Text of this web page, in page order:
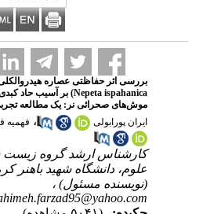
موش‌های صحرائی نر: یک مطالعه
ایران پورابولی
، فهمیه
کارشناس ارشد گروه زیست
علوم، دانشگاه شهید باهنر
(نویسنده مسئول) ،